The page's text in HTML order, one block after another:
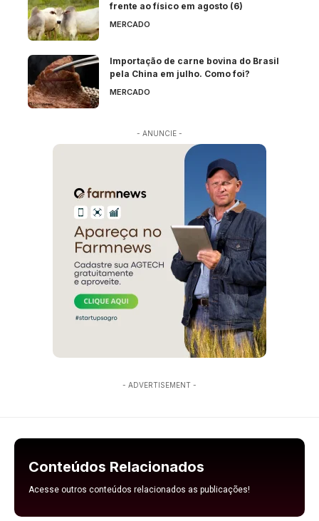
frente ao físico em agosto (6)
MERCADO
Importação de carne bovina do Brasil
pela China em julho. Como foi?
MERCADO
- ANUNCIE -
- ADVERTISEMENT -
Conteúdos Relacionados
Acesse outros conteúdos relacionados as publicações!